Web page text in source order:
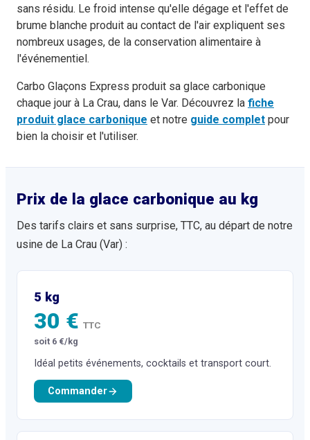
sans résidu. Le froid intense qu'elle dégage et l'effet de
brume blanche produit au contact de l'air expliquent ses
nombreux usages, de la conservation alimentaire à
l'événementiel.
Carbo Glaçons Express produit sa glace carbonique
chaque jour à La Crau, dans le Var. Découvrez la fiche
produit glace carbonique et notre guide complet pour
bien la choisir et l'utiliser.
Prix de la glace carbonique au kg
Des tarifs clairs et sans surprise, TTC, au départ de notre
usine de La Crau (Var) :
5 kg
30 € TTC
soit 6 €/kg
Idéal petits événements, cocktails et transport court.
Commander